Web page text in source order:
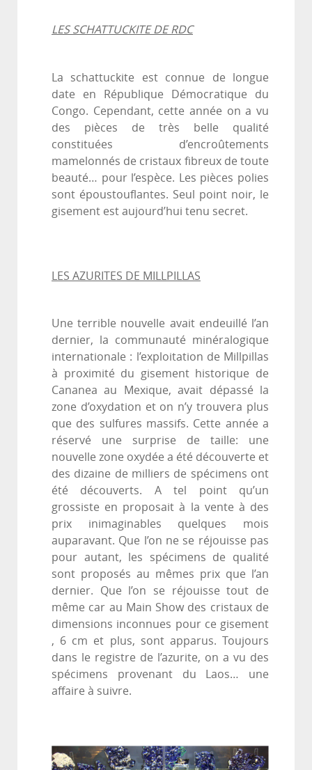
LES SCHATTUCKITE DE RDC
La schattuckite est connue de longue
date en République Démocratique du
Congo. Cependant, cette année on a vu
des pièces de très belle qualité
constituées d’encroûtements
mamelonnés de cristaux fibreux de toute
beauté… pour l’espèce. Les pièces polies
sont époustouflantes. Seul point noir, le
gisement est aujourd’hui tenu secret.
LES AZURITES DE MILLPILLAS
Une terrible nouvelle avait endeuillé l’an
dernier, la communauté minéralogique
internationale : l’exploitation de Millpillas
à proximité du gisement historique de
Cananea au Mexique, avait dépassé la
zone d’oxydation et on n’y trouvera plus
que des sulfures massifs. Cette année a
réservé une surprise de taille: une
nouvelle zone oxydée a été découverte et
des dizaine de milliers de spécimens ont
été découverts. A tel point qu’un
grossiste en proposait à la vente à des
prix inimaginables quelques mois
auparavant. Que l’on ne se réjouisse pas
pour autant, les spécimens de qualité
sont proposés au mêmes prix que l’an
dernier. Que l’on se réjouisse tout de
même car au Main Show des cristaux de
dimensions inconnues pour ce gisement
, 6 cm et plus, sont apparus. Toujours
dans le registre de l’azurite, on a vu des
spécimens provenant du Laos… une
affaire à suivre.